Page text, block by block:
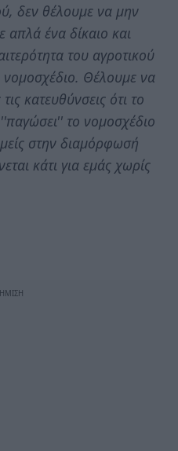
δεν θέλουμε να μην
ένα δίκαιο και
του αγροτικού
νομοσχέδιο. Θέλουμε να
κατευθύνσεις ότι το
το νομοσχέδιο
στην διαμόρφωσή
κάτι για εμάς χωρίς